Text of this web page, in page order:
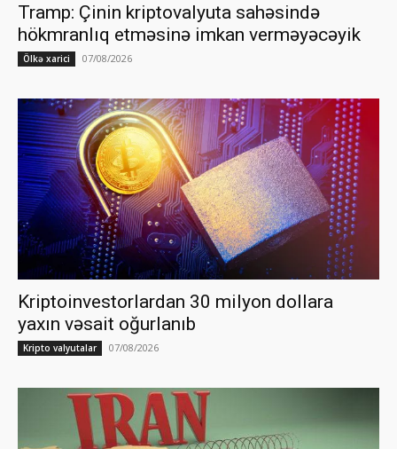
Tramp: Çinin kriptovalyuta sahəsində
hökmranlıq etməsinə imkan verməyəcəyik
Ölkə xarici 07/08/2026
Kriptoinvestorlardan 30 milyon dollara
yaxın vəsait oğurlanıb
Kripto valyutalar 07/08/2026